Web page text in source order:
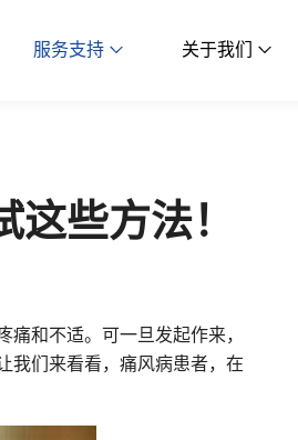
服务支持 关于我们
些方法！
和不适。可一旦发起作来，
我们来看看，痛风病患者，在